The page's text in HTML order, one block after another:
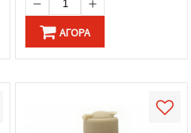
ΑΓΟΡΆ